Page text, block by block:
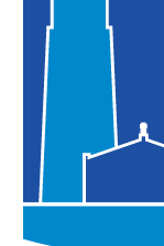
ーナイト
※こちらのイベントは終了し